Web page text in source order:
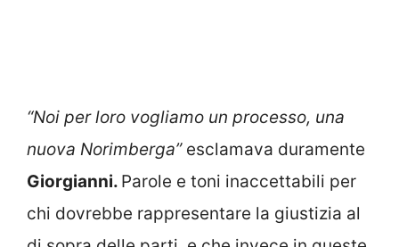
“Noi per loro vogliamo un processo, una
nuova Norimberga”esclamava duramente
Giorgianni. Parole e toni inaccettabili per
chi dovrebbe rappresentare la giustizia al